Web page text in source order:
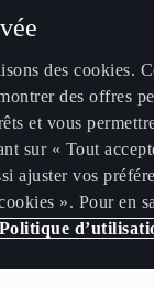
des cookies.
des offres
et vous
sur « Tout
ajuster vos
». Pour en
Politique